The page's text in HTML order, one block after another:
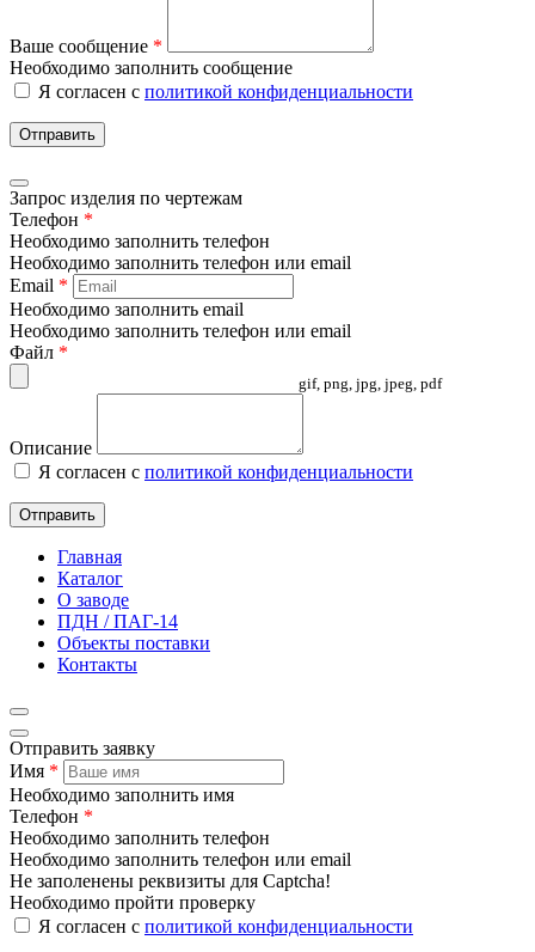
Ваше сообщение *
Необходимо заполнить сообщение
Я согласен с политикой конфиденциальности
Отправить
Запрос изделия по чертежам
Телефон *
Необходимо заполнить телефон
Необходимо заполнить телефон или email
Email *
Необходимо заполнить email
Необходимо заполнить телефон или email
Файл *
gif, png, jpg, jpeg, pdf
Описание
Я согласен с политикой конфиденциальности
Отправить
Главная
Каталог
О заводе
ПДН / ПАГ-14
Объекты поставки
Контакты
Отправить заявку
Имя *
Необходимо заполнить имя
Телефон *
Необходимо заполнить телефон
Необходимо заполнить телефон или email
Не заполенены реквизиты для Captcha!
Необходимо пройти проверку
Я согласен с политикой конфиденциальности